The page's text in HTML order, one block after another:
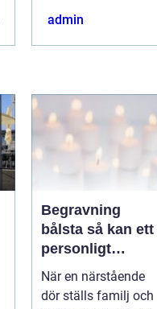
admin
Begravning
bålsta så kan ett
personligt
avsked formas
När en närstående
dör ställs familj och